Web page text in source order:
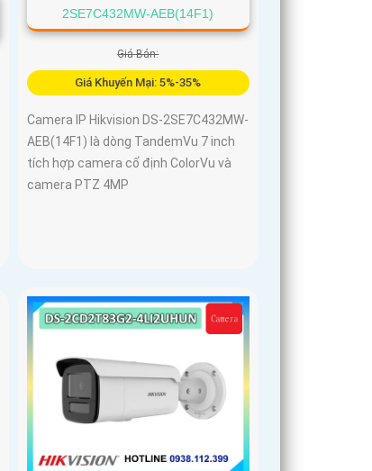
2SE7C432MW-AEB(14F1)
Giá Bán:
Giá Khuyến Mại: 5%-35%
Camera IP Hikvision DS-2SE7C432MW-
AEB(14F1) là dòng TandemVu 7 inch
tích hợp camera cố định ColorVu và
camera PTZ 4MP